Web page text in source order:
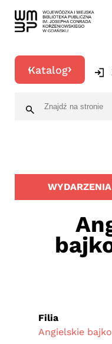
Katalog
Filia
Angielskie